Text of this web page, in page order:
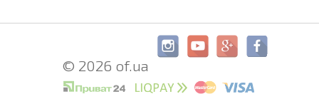
© 2026 of.ua